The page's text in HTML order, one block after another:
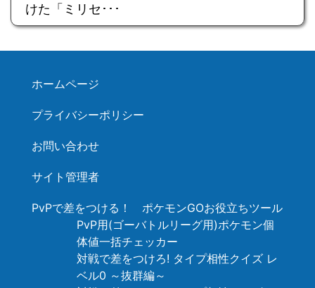
けた「ミリセ･･･
ホームページ
プライバシーポリシー
お問い合わせ
サイト管理者
PvPで差をつける！ ポケモンGOお役立ちツール
PvP用(ゴーバトルリーグ用)ポケモン個
体値一括チェッカー
対戦で差をつけろ! タイプ相性クイズ レ
ベル0 ～抜群編～